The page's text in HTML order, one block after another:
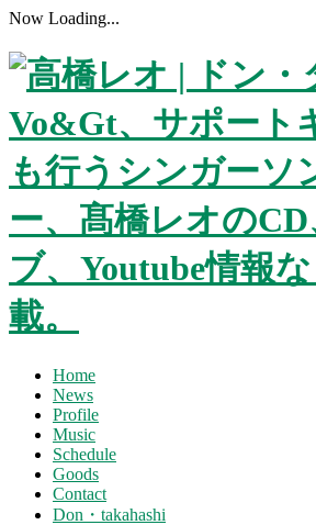
Now Loading...
Home
News
Profile
Music
Schedule
Goods
Contact
Don・takahashi